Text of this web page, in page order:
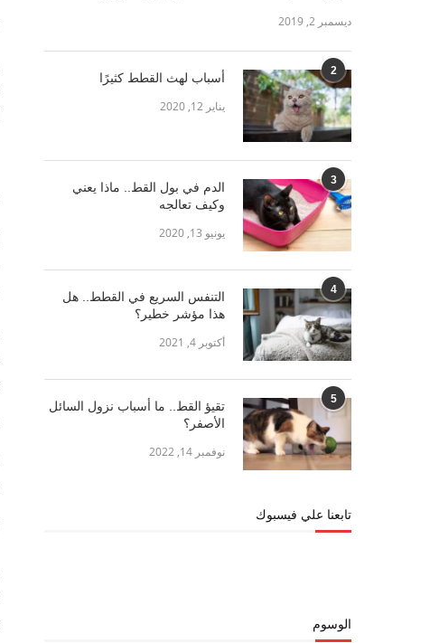
ديسمبر 2, 2019
2 أسباب لهث القطط كثيرًا
يناير 12, 2020
3
الدم في بول القط.. ماذا يعني
وكيف تعالجه
يونيو 13, 2020
4
التنفس السريع في القطط.. هل
هذا مؤشر خطير؟
أكتوبر 4, 2021
5
تقيؤ القط.. ما أسباب نزول السائل
الأصفر؟
نوفمبر 14, 2022
تابعنا علي فيسبوك
الوسوم